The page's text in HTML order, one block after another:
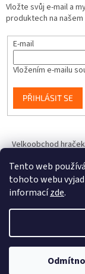
Tento web
tohoto webu
informacízde.
Vložte svůj e-mail a
produktech na našem
E-mail
Vložením e-mailu
PŘIHLÁSIT SE
Velkoobchod
Copyright 2026